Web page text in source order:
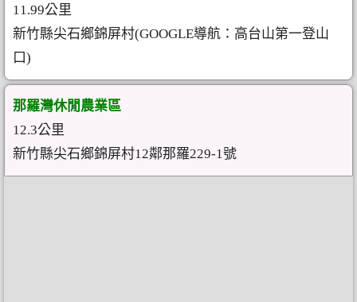
11.99公里
新竹縣尖石鄉錦屏村(GOOGLE導航：高台山第一登山
口)
那羅灣休閒農業區
12.3公里
新竹縣尖石鄉錦屏村12鄰那羅229-1號